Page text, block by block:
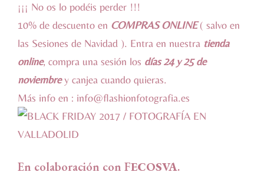
¡¡¡ No os lo podéis perder !!!
10% de descuento en COMPRAS ONLINE( salvo en
las Sesiones de Navidad ). Entra en nuestra tienda
online, compra una sesión los días 24 y 25 de
noviembrey canjea cuando quieras.
Más info en : info@flashionfotografia.es
En colaboración con FECOSVA.